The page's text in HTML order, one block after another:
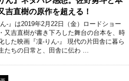
吉直樹の原作を超える！
-』は2019年2月22日（金）ロードショー
又吉直樹が書き下ろした舞台の台本を、時
した映画『凜-りん-』 現代の片田舎に暮ら
たちの日常と、田舎に伝わ …